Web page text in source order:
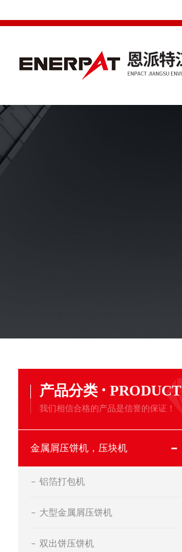
产品分类 · PRODUCT
我们相信合格的产品是信誉的保证！
金属屑压饼机，压块机
铝箔打包机
大型金属屑压饼机
双出饼压饼机